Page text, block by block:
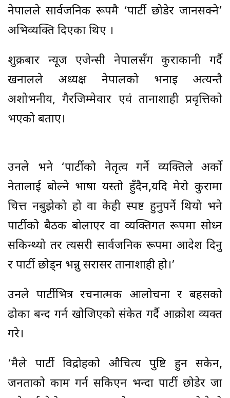
नेपालले सार्वजनिक रूपमै ‘पार्टी छोडेर जानसक्ने’
अभिव्यक्ति दिएका थिए ।
शुक्रबार न्यूज एजेन्सी नेपालसँग कुराकानी गर्दै
खनालले अध्यक्ष नेपालको भनाइ अत्यन्तै
अशोभनीय, गैरजिम्मेवार एवं तानाशाही प्रवृत्तिको
भएको बताए।
उनले भने ‘पार्टीको नेतृत्व गर्ने व्यक्तिले अर्को
नेतालाई बोल्ने भाषा यस्तो हुँदैन,यदि मेरो कुरामा
चित्त नबुझेको हो वा केही स्पष्ट हुनुपर्ने थियो भने
पार्टीको बैठक बोलाएर वा व्यक्तिगत रूपमा सोध्न
सकिन्थ्यो तर त्यसरी सार्वजनिक रूपमा आदेश दिनु
र पार्टी छोड्न भन्नु सरासर तानाशाही हो।’
उनले पार्टीभित्र रचनात्मक आलोचना र बहसको
ढोका बन्द गर्न खोजिएको संकेत गर्दै आक्रोश व्यक्त
गरे।
‘मैले पार्टी विद्रोहको औचित्य पुष्टि हुन सकेन,
जनताको काम गर्न सकिएन भन्दा पार्टी छोडेर जा